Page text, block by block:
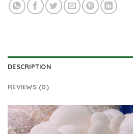
DESCRIPTION
REVIEWS (0)